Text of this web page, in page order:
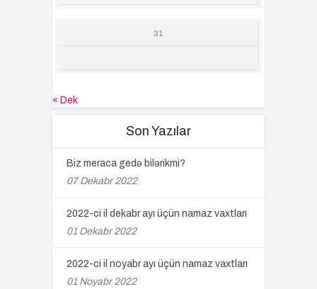
31
« Dek
Son Yazılar
Biz meraca gedə bilərikmi?
07 Dekabr 2022
2022-ci il dekabr ayı üçün namaz vaxtları
01 Dekabr 2022
2022-ci il noyabr ayı üçün namaz vaxtları
01 Noyabr 2022